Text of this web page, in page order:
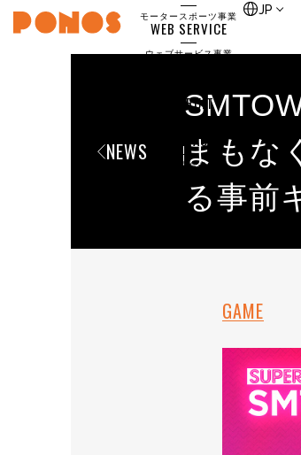
PONOS
モータースポーツ事業
WEB SERVICE
ウェブサービス事業
RECRUIT
CONTACT
お問合せ
JP
NEWS
まもな
る事前
GAME